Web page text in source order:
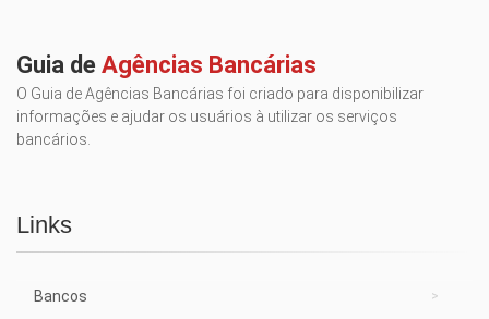
Guia de Agências Bancárias
O Guia de Agências Bancárias foi criado para disponibilizar
informações e ajudar os usuários à utilizar os serviços
bancários.
Links
Bancos